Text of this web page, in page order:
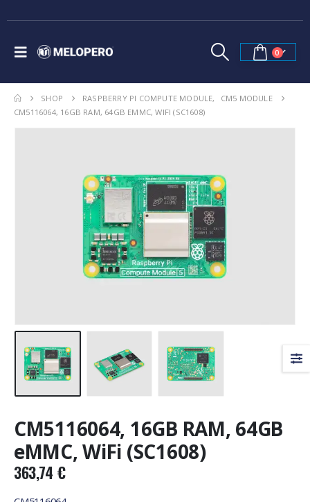
0
SHOP RASPBERRY PI COMPUTE MODULE,
CM5 MODULE
CM5116064, 16GB RAM, 64GB EMMC, WIFI (SC1608)
CM5116064, 16GB RAM, 64GB
eMMC, WiFi (SC1608)
363,74 €